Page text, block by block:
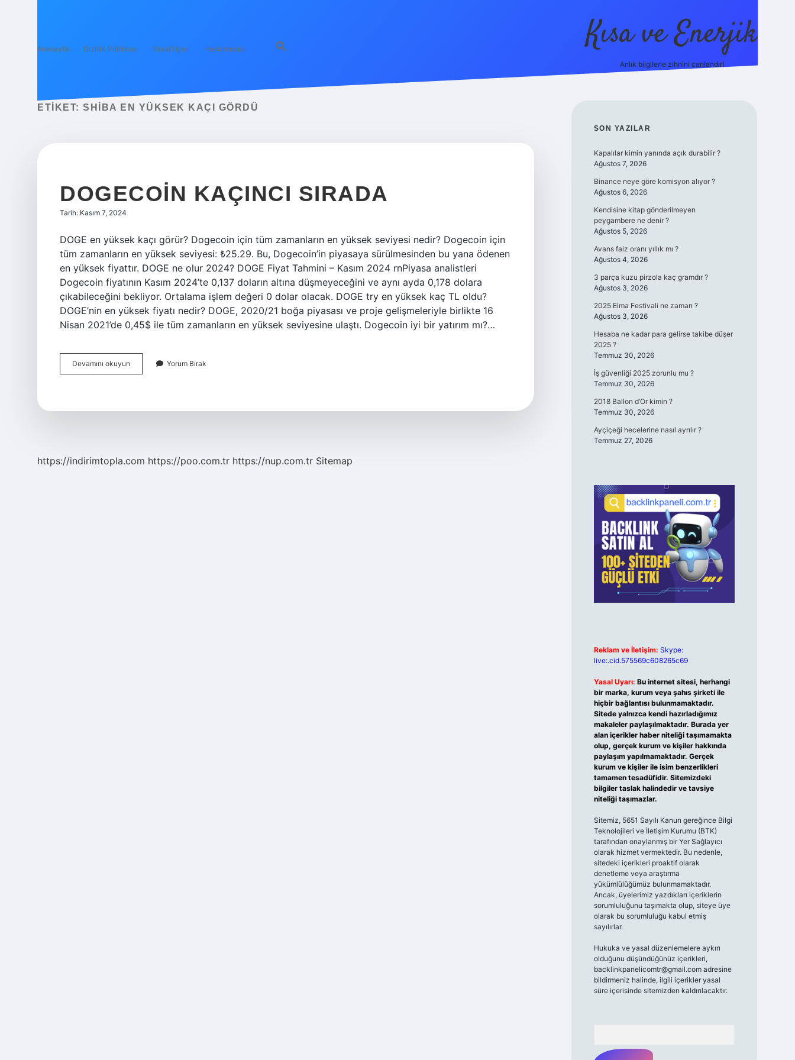
Anasayfa Gizlilik Politikası Yasal Uyarı Hakkımızda Kısa ve Enerjik
Anlık bilgilerle zihnini canlandır!
ETIKET: SHIBA EN YÜKSEK KAÇI GÖRDÜ
DOGECOIN KAÇINCI SIRADA
Tarih: Kasım 7, 2024
DOGE en yüksek kaçı görür? Dogecoin için tüm zamanların en yüksek seviyesi nedir? Dogecoin için
tüm zamanların en yüksek seviyesi: ₺25.29. Bu, Dogecoin’in piyasaya sürülmesinden bu yana ödenen
en yüksek fiyattır. DOGE ne olur 2024? DOGE Fiyat Tahmini – Kasım 2024 rnPiyasa analistleri
Dogecoin fiyatının Kasım 2024’te 0,137 doların altına düşmeyeceğini ve aynı ayda 0,178 dolara
çıkabileceğini bekliyor. Ortalama işlem değeri 0 dolar olacak. DOGE try en yüksek kaç TL oldu?
DOGE’nin en yüksek fiyatı nedir? DOGE, 2020/21 boğa piyasası ve proje gelişmeleriyle birlikte 16
Nisan 2021’de 0,45$ ile tüm zamanların en yüksek seviyesine ulaştı. Dogecoin iyi bir yatırım mı?…
Devamını okuyun Dogecoin
Kaçıncı
Yorum Bırak
https://indirimtopla.com https://poo.com.tr https://nup.com.tr Sitemap
SIDEBAR
SON YAZILAR
Kapalılar kimin yanında açık durabilir ?
Ağustos 7, 2026
Binance neye göre komisyon alıyor ?
Ağustos 6, 2026
Kendisine kitap gönderilmeyen
peygambere ne denir ?
Ağustos 5, 2026
Avans faiz oranı yıllık mı ?
Ağustos 4, 2026
3 parça kuzu pirzola kaç gramdır ?
Ağustos 3, 2026
2025 Elma Festivali ne zaman ?
Ağustos 3, 2026
Hesaba ne kadar para gelirse takibe düşer
2025 ?
Temmuz 30, 2026
İş güvenliği 2025 zorunlu mu ?
Temmuz 30, 2026
2018 Ballon d’Or kimin ?
Temmuz 30, 2026
Ayçiçeği hecelerine nasıl ayrılır ?
Temmuz 27, 2026
Reklam ve İletişim: Skype:
live:.cid.575569c608265c69
Yasal Uyarı: Bu internet sitesi, herhangi
bir marka, kurum veya şahıs şirketi ile
hiçbir bağlantısı bulunmamaktadır.
Sitede yalnızca kendi hazırladığımız
makaleler paylaşılmaktadır. Burada yer
alan içerikler haber niteliği taşımamakta
olup, gerçek kurum ve kişiler hakkında
paylaşım yapılmamaktadır. Gerçek
kurum ve kişiler ile isim benzerlikleri
tamamen tesadüfidir. Sitemizdeki
bilgiler taslak halindedir ve tavsiye
niteliği taşımazlar.
Sitemiz, 5651 Sayılı Kanun gereğince Bilgi
Teknolojileri ve İletişim Kurumu (BTK)
tarafından onaylanmış bir Yer Sağlayıcı
olarak hizmet vermektedir. Bu nedenle,
sitedeki içerikleri proaktif olarak
denetleme veya araştırma
yükümlülüğümüz bulunmamaktadır.
Ancak, üyelerimiz yazdıkları içeriklerin
sorumluluğunu taşımakta olup, siteye üye
olarak bu sorumluluğu kabul etmiş
sayılırlar.
Hukuka ve yasal düzenlemelere aykırı
olduğunu düşündüğünüz içerikleri,
backlinkpanelicomtr@gmail.comadresine
bildirmeniz halinde, ilgili içerikler yasal
süre içerisinde sitemizden kaldırılacaktır.